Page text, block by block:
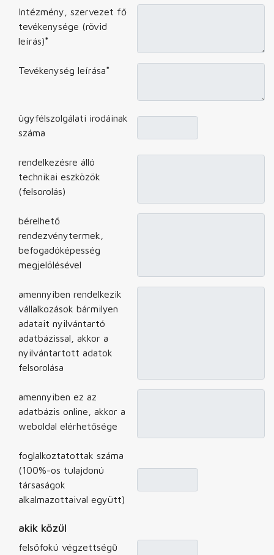
Intézmény, szervezet fő
tevékenysége (rövid
leírás)*
Tevékenység leírása*
ügyfélszolgálati irodáinak
száma
rendelkezésre álló
technikai eszközök
(felsorolás)
bérelhető
rendezvénytermek,
befogadóképesség
megjelölésével
amennyiben rendelkezik
vállalkozások bármilyen
adatait nyilvántartó
adatbázissal, akkor a
nyilvántartott adatok
felsorolása
amennyiben ez az
adatbázis online, akkor a
weboldal elérhetősége
foglalkoztatottak száma
(100%-os tulajdonú
társaságok
alkalmazottaival együtt)
akik közül
felsőfokú végzettségũ